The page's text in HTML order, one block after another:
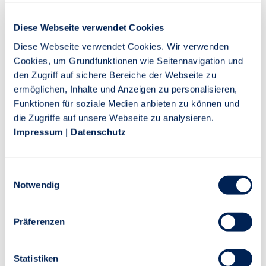
Diese Webseite verwendet Cookies
Diese Webseite verwendet Cookies. Wir verwenden
Cookies, um Grundfunktionen wie Seitennavigation und
den Zugriff auf sichere Bereiche der Webseite zu
ermöglichen, Inhalte und Anzeigen zu personalisieren,
Funktionen für soziale Medien anbieten zu können und
die Zugriffe auf unsere Webseite zu analysieren.
Impressum | Datenschutz
Notwendig
Präferenzen
Statistiken
Basis oder Komfort – ganz nach
Ihrem Bedarf.
Damit Ihr Schutz zu Ihren Bedürfnissen – und denen
Ihres Vierbeiners – passt, gibt es BestFriend in 2
Varianten: Basis und Komfort. Wählen Sie einfach Ihre
gewünschte Versicherungssumme (VS) aus. Ein
Tarifwechsel ist jederzeit möglich.
Ohne Selbstbeteiligung
Ohne Selbstbeteiligung